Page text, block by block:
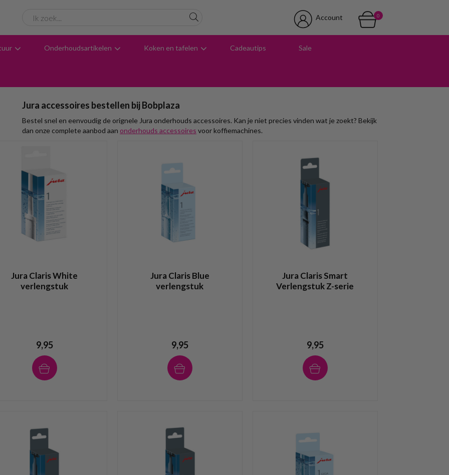
Account 0
Onderhoudsartikelen Koken en tafelen Cadeautips Sale
Jura accessoires bestellen bij Bobplaza
Bestel snel en eenvoudig de orignele Jura onderhouds accessoires. Kan je niet precies vinden wat je zoekt? Bekijk
dan onze complete aanbod aan onderhouds accessoires voor koffiemachines.
Jura Claris White
verlengstuk
9,95
Jura Claris Blue
verlengstuk
9,95
Jura Claris Smart
Verlengstuk Z-serie
9,95